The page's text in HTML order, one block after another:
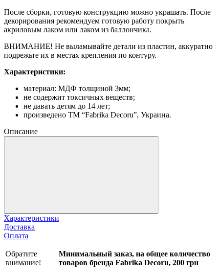
После сборки, готовую конструкцию можно украшать. После
декорирования рекомендуем готовую работу покрыть
акриловым лаком или лаком из баллончика.
ВНИМАНИЕ! Не выламывайте детали из пластин, аккуратно
подрежьте их в местах крепления по контуру.
Характеристики:
материал: МДФ толщиной 3мм;
не содержит токсичных веществ;
не давать детям до 14 лет;
произведено ТМ “Fabrika Decoru”, Украина.
Описание
Характеристики
Доставка
Оплата
Обратите
внимание!
Минимальный заказ, на общее количество
товаров бренда Fabrika Decoru, 200 грн